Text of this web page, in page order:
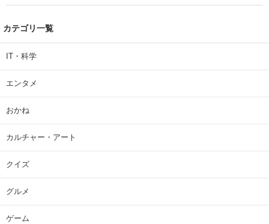
| 大学 ねとらぼリサーチ
カテゴリ一覧
IT・科学
エンタメ
おかね
カルチャー・アート
クイズ
グルメ
ゲーム